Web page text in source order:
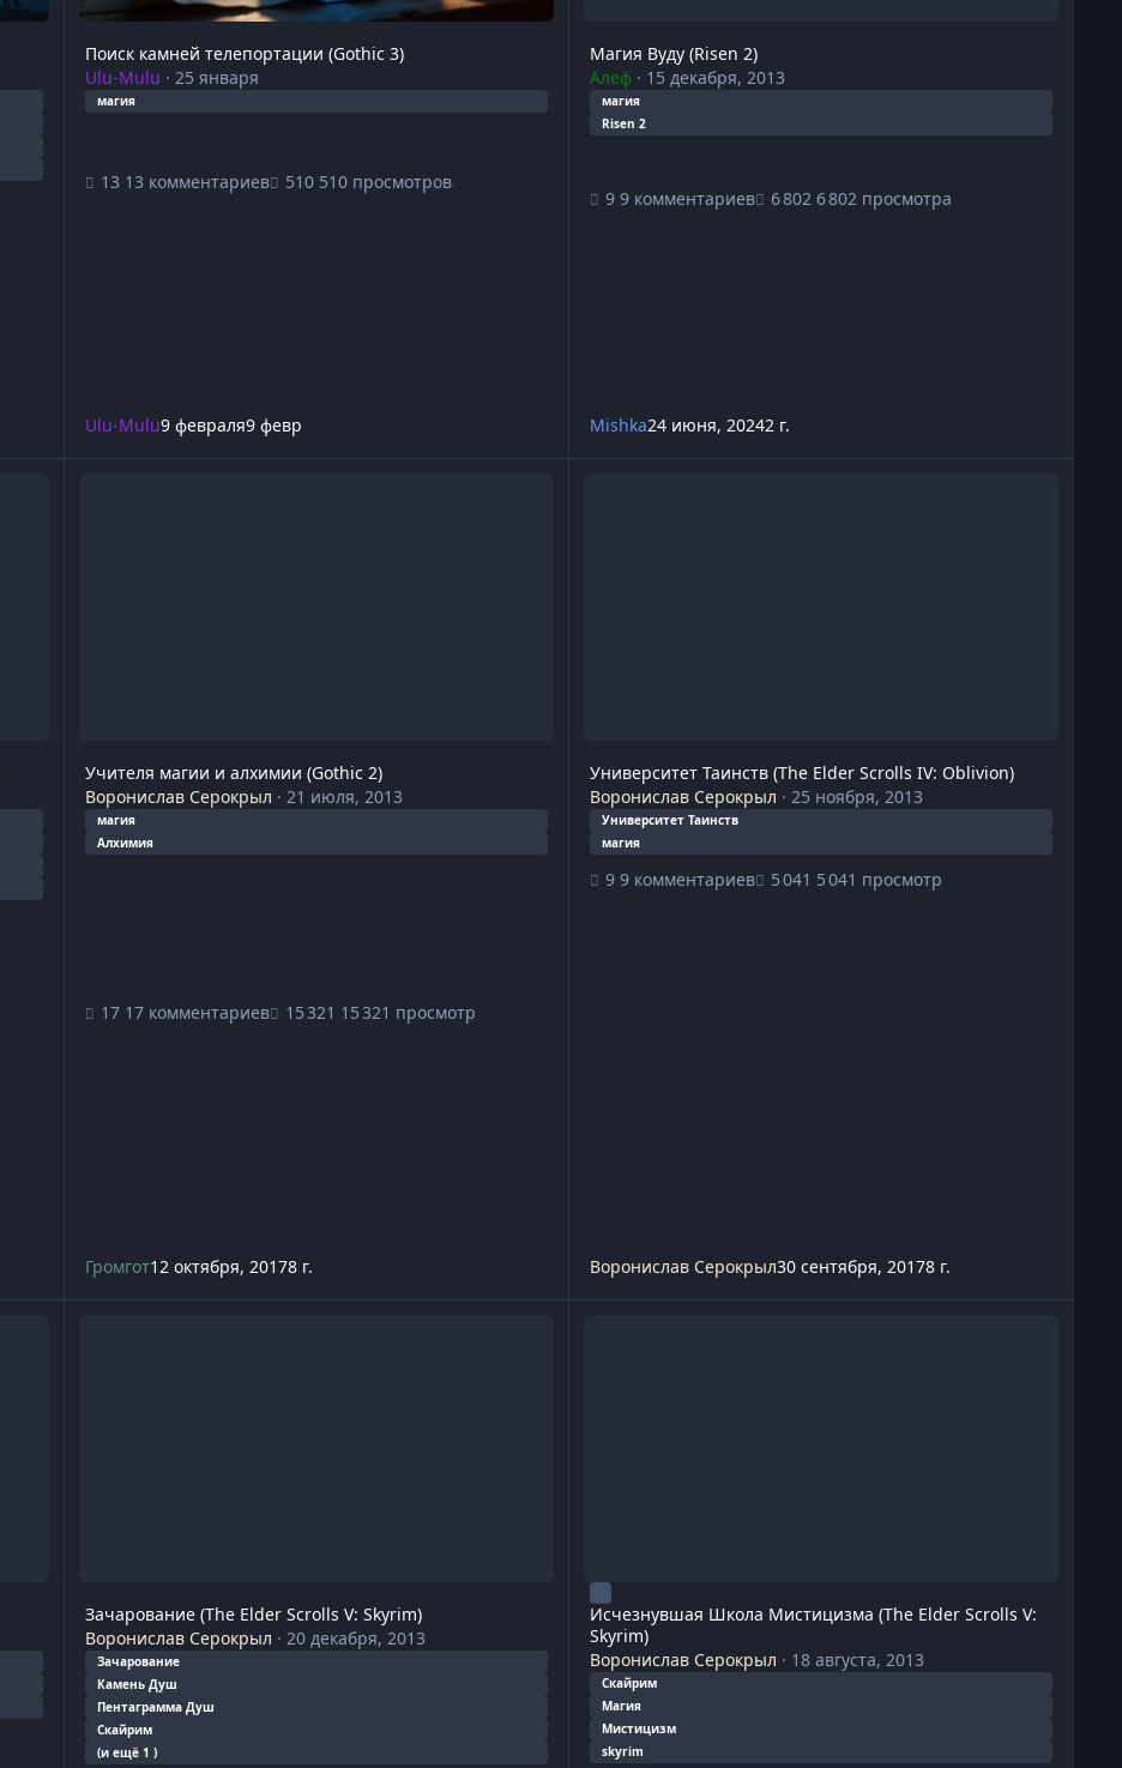
Поиск камней телепортации (Gothic 3)
Ulu-Mulu · 25 января
магия
13 комментариев 510 просмотров
Ulu-Mulu9 февраля9 февр
Магия Вуду (Risen 2)
Алеф· 15 декабря, 2013
магия
Risen 2
9 комментариев 6 802 просмотра
Mishka24 июня, 20242 г.
Учителя магии и алхимии (Gothic 2)
Воронислав Серокрыл · 21 июля, 2013
магия
Алхимия
17 комментариев 15 321 просмотр
Громгот12 октября, 20178 г.
Университет Таинств (The Elder Scrolls IV: Oblivion)
Воронислав Серокрыл · 25 ноября, 2013
Университет Таинств
магия
9 комментариев 5 041 просмотр
Воронислав Серокрыл30 сентября, 20178 г.
Зачарование (The Elder Scrolls V: Skyrim)
Воронислав Серокрыл · 20 декабря, 2013
Зачарование
Камень Душ
Пентаграмма Душ
Скайрим
(и ещё 1 )
Исчезнувшая Школа Мистицизма (The Elder Scrolls V:
Skyrim)
Воронислав Серокрыл · 18 августа, 2013
Скайрим
Магия
Мистицизм
skyrim